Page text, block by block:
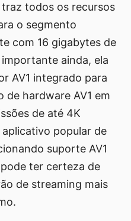
todos os recursos
o segmento
com 16 gigabytes de
ainda, ela
AV1 integrado para
de hardware AV1 em
de até 4K
aplicativo popular de
suporte AV1
ter certeza de
de streaming mais